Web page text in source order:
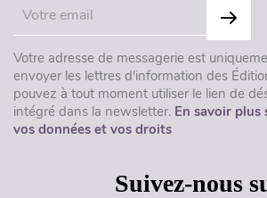
Votre adresse de messagerie est
envoyer les lettres d'information des
pouvez à tout moment utiliser le lien de
intégré dans la newsletter. En savoir plus
vos données et vos droits
Suivez-nous